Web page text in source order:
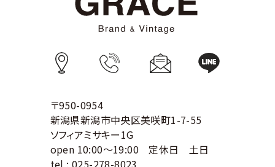
〒950-0954
新潟県新潟市中央区美咲町1-7-55
ソフィアミサキー1G
open 10:00～19:00 定休日 土日
tel : 025-278-8023